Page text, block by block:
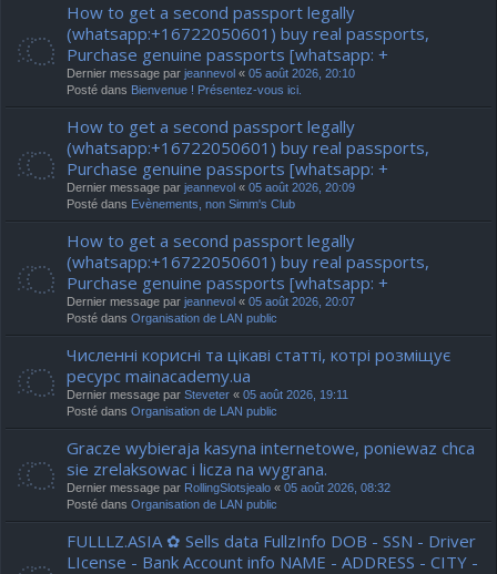
How to get a second passport legally
(whatsapp:+16722050601) buy real passports,
Purchase genuine passports [whatsapp: +
Dernier message par jeannevol « 05 août 2026, 20:10
Posté dans Bienvenue ! Présentez-vous ici.
How to get a second passport legally
(whatsapp:+16722050601) buy real passports,
Purchase genuine passports [whatsapp: +
Dernier message par jeannevol « 05 août 2026, 20:09
Posté dans Evènements, non Simm's Club
How to get a second passport legally
(whatsapp:+16722050601) buy real passports,
Purchase genuine passports [whatsapp: +
Dernier message par jeannevol « 05 août 2026, 20:07
Posté dans Organisation de LAN public
Численні корисні та цікаві статті, котрі розміщує
ресурс mainacademy.ua
Dernier message par Steveter « 05 août 2026, 19:11
Posté dans Organisation de LAN public
Gracze wybieraja kasyna internetowe, poniewaz chca
sie zrelaksowac i licza na wygrana.
Dernier message par RollingSlotsjealo « 05 août 2026, 08:32
Posté dans Organisation de LAN public
FULLLZ.ASIA ✿ Sells data FullzInfo DOB - SSN - Driver
LIcense - Bank Account info NAME - ADDRESS - CITY -